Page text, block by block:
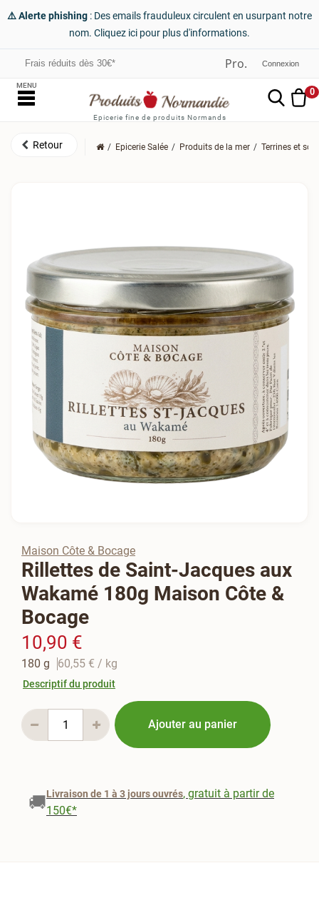
⚠️ Alerte phishing : Des emails frauduleux circulent en usurpant notre
nom. Cliquez ici pour plus d'informations.
Frais réduits dès 30€* Connexion
Epicerie fine de produits Normands
0
MENU
Epicerie Salée Produits de la mer Terrines et
Maison Côte & Bocage
Rillettes de Saint-Jacques aux
Wakamé 180g Maison Côte &
Bocage
10,90 €
180 g 60,55 € / kg
Descriptif du produit
Ajouter au panier
🚚Livraison de 1 à 3 jours ouvrés, gratuit à partir de
150€*